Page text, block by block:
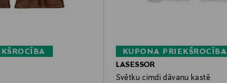
KUPONA PRIEKŠROCĪBA
LASESSOR
Svētku cimdi dāvanu kastē